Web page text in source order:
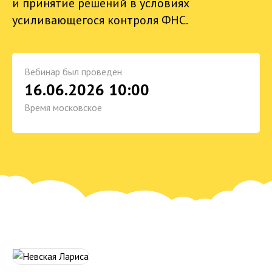
усиливающегося контроля ФНС.
Вебинар был проведен
16.06.2026 10:00
Время московское